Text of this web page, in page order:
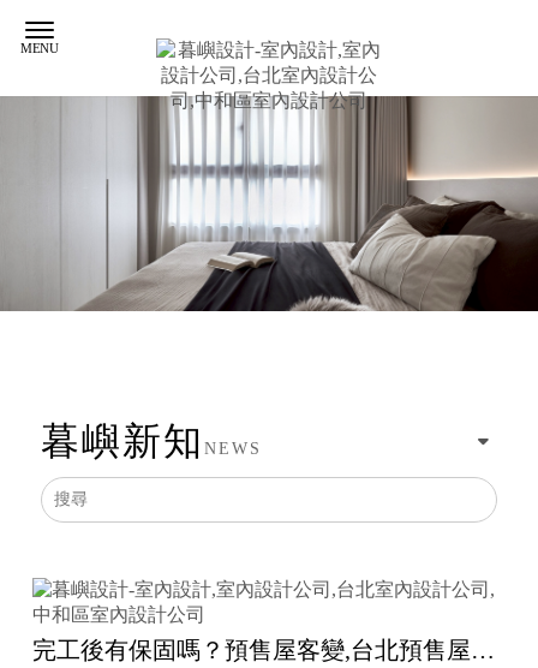
暮嶼新知 NEWS
完工後有保固嗎？預售屋客變,台北預售屋客